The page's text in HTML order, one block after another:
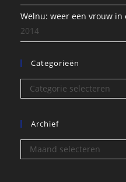
Welnu: weer een vrouw in
2014
Categorieën
Categorieën
Categorie selecteren
Archief
Archief
Maand selecteren